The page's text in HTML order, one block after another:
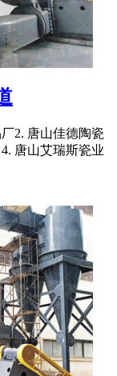
2. 唐山佳德陶瓷
唐山艾瑞斯瓷业